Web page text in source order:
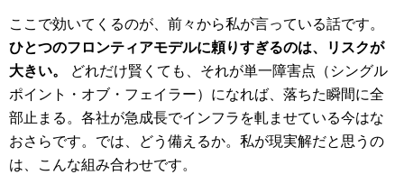
ここで効いてくるのが、前々から私が言っている話です。
ひとつのフロンティアモデルに頼りすぎるのは、リスクが
大きい。
どれだけ賢くても、それが単一障害点（シングル
ポイント・オブ・フェイラー）になれば、落ちた瞬間に全
部止まる。各社が急成長でインフラを軋ませている今はな
おさらです。では、どう備えるか。私が現実解だと思うの
は、こんな組み合わせです。